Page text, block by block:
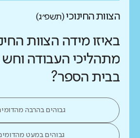
הצוות החינוכי(תשפ״ג)
באיזו מידה הצוות
מתהליכי העבודה
בבית הספר?
גבוהים בהרבה
גבוהים במעט